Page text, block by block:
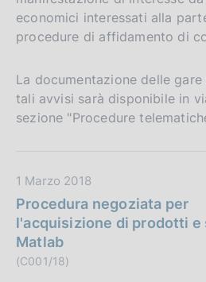
economici interessati alla
procedure di affidamento di
La documentazione delle
tali avvisi sarà disponibile in
sezione "Procedure
D
a
t
a
P
1 Marzo 2018
Procedura negoziata per
l'acquisizione di prodotti e
Matlab
(C001/18)